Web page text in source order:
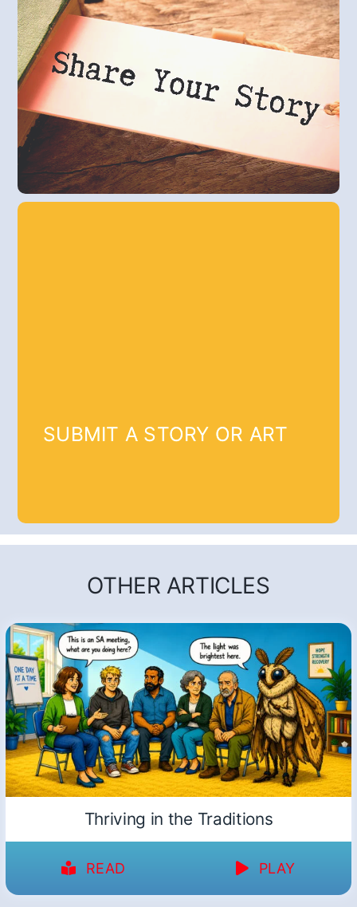
SUBMIT A STORY OR ART
OTHER ARTICLES
Thriving in the Traditions
READ PLAY